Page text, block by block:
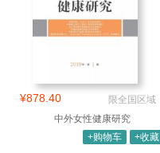
¥878.40
限全国区域
中外女性健康研究
+购物车
+收藏